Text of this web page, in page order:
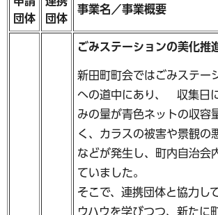
団体
団体
事業名／事業概要
ごみステーションの美化推
新田町町会ではごみステー
への道中にあり、 収集日
みの量が青色ネットの収容
く、カラスの被害や景観の
などが発生し、町内自治会
ていました。
そこで、連携団体と協力し
ウハウを学びつつ、新たに